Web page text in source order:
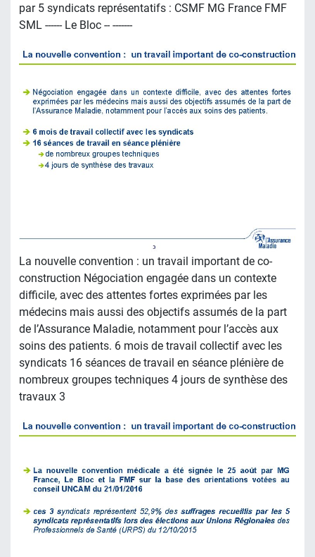
par 5 syndicats représentatifs : CSMF MG France FMF
SML ------ Le Bloc -- -------
La nouvelle convention : un travail important de co-
construction Négociation engagée dans un contexte
difficile, avec des attentes fortes exprimées par les
médecins mais aussi des objectifs assumés de la part
de l’Assurance Maladie, notamment pour l’accès aux
soins des patients. 6 mois de travail collectif avec les
syndicats 16 séances de travail en séance plénière de
nombreux groupes techniques 4 jours de synthèse des
travaux 3